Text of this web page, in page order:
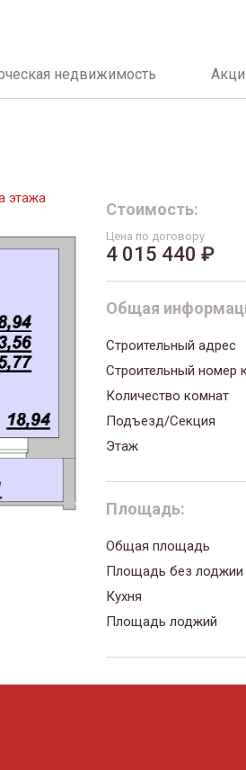
недвижимость
этажа
Стоимость:
Цена по договору
4 015 440 ₽
Общая
Строительный адрес
Строительный номер
Количество комнат
Подъезд/Секция
Этаж
Площадь:
Общая площадь
Площадь без лоджии
Кухня
Площадь лоджий